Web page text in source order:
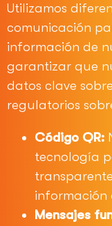
Utilizamos
comunicación
información de
garantizar que
datos clave
regulatorios
Código QR:
tecnología
información
Mensajes